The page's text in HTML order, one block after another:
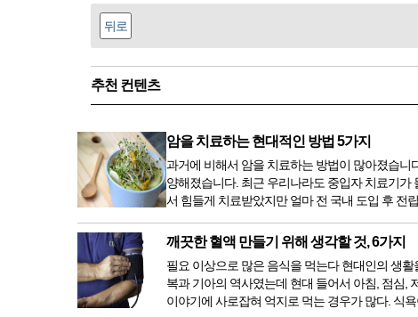
뒤로
추천 컨텐츠
암을 치료하는 현대적인 방법 5가지
과거에 비해서 암을 치료하는 방법이 많아졌습
양해졌습니다. 최근 우리나라도 중입자 치료기
서 힘들게 치료받았지만 얼마 전 국내 도입 후 전
깨끗한 혈액 만들기 위해 생각할 것, 6가지
필요 이상으로 많은 음식을 먹는다 현대인의 생
복과 기아의 역사였는데 현대 들어서 아침, 점심,
이야기에 사로잡혀 억지로 먹는 경우가 많다. 식